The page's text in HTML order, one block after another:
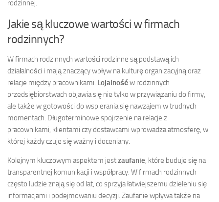
rodzinnej.
Jakie są kluczowe wartości w firmach
rodzinnych?
W firmach rodzinnych wartości rodzinne są podstawą ich
działalności i mają znaczący wpływ na kulturę organizacyjną oraz
relacje między pracownikami. Lojalnośćw rodzinnych
przedsiębiorstwach objawia się nie tylko w przywiązaniu do firmy,
ale także w gotowości do wspierania się nawzajem w trudnych
momentach. Długoterminowe spojrzenie na relacje z
pracownikami, klientami czy dostawcami wprowadza atmosferę, w
której każdy czuje się ważny i doceniany.
Kolejnym kluczowym aspektem jestzaufanie, które buduje się na
transparentnej komunikacji i współpracy. W firmach rodzinnych
często ludzie znają się od lat, co sprzyja łatwiejszemu dzieleniu się
informacjami i podejmowaniu decyzji. Zaufanie wpływa także na